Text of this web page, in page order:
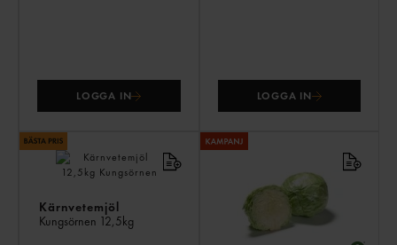
LOGGA IN LOGGA IN
Kärnvetemjöl
Kungsörnen 12,5kg